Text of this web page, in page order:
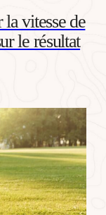
vitesse de
le résultat